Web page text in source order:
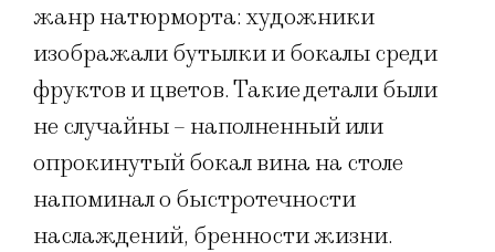
жанр натюрморта: художники
изображали бутылки и бокалы среди
фруктов и цветов. Такие детали были
не случайны – наполненный или
опрокинутый бокал вина на столе
напоминал о быстротечности
наслаждений, бренности жизни.